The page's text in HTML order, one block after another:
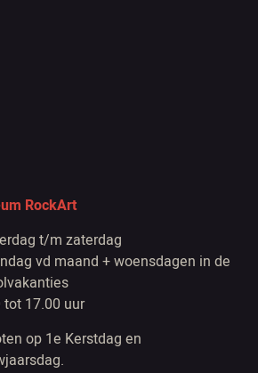
RockArt
t/m zaterdag
vd maand + woensdagen in de
tot 17.00 uur
op 1e Kerstdag en